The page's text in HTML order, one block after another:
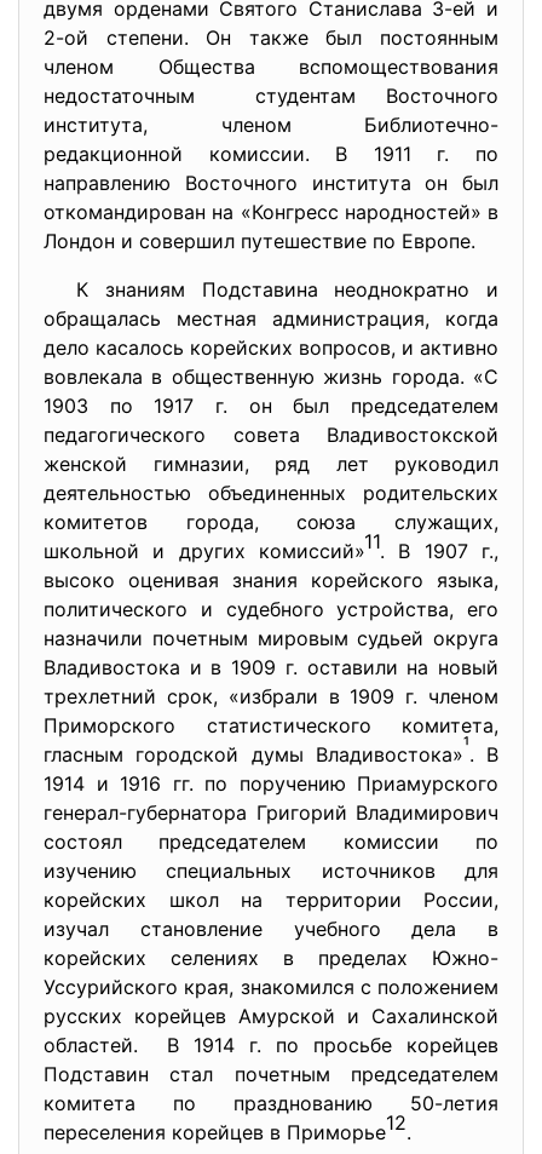
двумя орденами Святого Станислава 3-ей и
2-ой степени. Он также был постоянным
членом Общества вспомоществования
недостаточным студентам Восточного
института, членом Библиотечно-
редакционной комиссии. В 1911 г. по
направлению Восточного института он был
откомандирован на «Конгресс народностей» в
Лондон и совершил путешествие по Европе.
К знаниям Подставина неоднократно и
обращалась местная администрация, когда
дело касалось корейских вопросов, и активно
вовлекала в общественную жизнь города. «С
1903 по 1917 г. он был председателем
педагогического совета Владивостокской
женской гимназии, ряд лет руководил
деятельностью объединенных родительских
комитетов города, союза служащих,
школьной и других комиссий»11. В 1907 г.,
высоко оценивая знания корейского языка,
политического и судебного устройства, его
назначили почетным мировым судьей округа
Владивостока и в 1909 г. оставили на новый
трехлетний срок, «избрали в 1909 г. членом
Приморского статистического комитета,
гласным городской думы Владивостока»¹. В
1914 и 1916 гг. по поручению Приамурского
генерал-губернатора Григорий Владимирович
состоял председателем комиссии по
изучению специальных источников для
корейских школ на территории России,
изучал становление учебного дела в
корейских селениях в пределах Южно-
Уссурийского края, знакомился с положением
русских корейцев Амурской и Сахалинской
областей. В 1914 г. по просьбе корейцев
Подставин стал почетным председателем
комитета по празднованию 50-летия
переселения корейцев в Приморье12.